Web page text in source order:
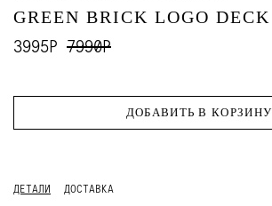
GREEN BRICK LOGO DECK
3995Р 7990Р
ДОБАВИТЬ В КОРЗИНУ
ДЕТАЛИ
ДОСТАВКА